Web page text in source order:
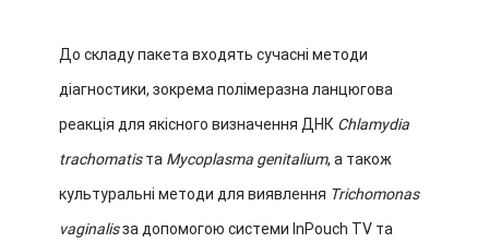
До складу пакета входять сучасні методи
діагностики, зокрема полімеразна ланцюгова
реакція для якісного визначення ДНК Chlamydia
trachomatisта Mycoplasma genitalium, а також
культуральні методи для виявлення Trichomonas
vaginalisза допомогою системи InPouch TV та